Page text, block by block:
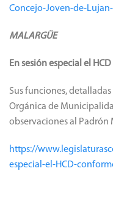
Concejo-Joven-de-
MALARGÜE
En sesión especial el
Sus funciones,
Orgánica de
observaciones al Padrón
https://
especial-el-HCD-